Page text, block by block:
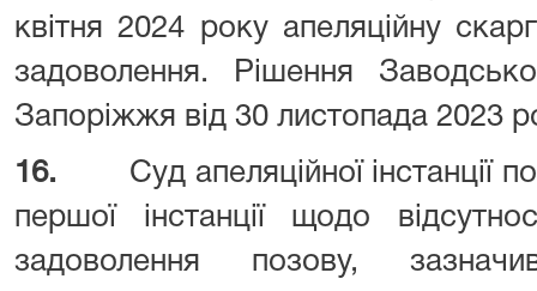
квітня 2024 року апеляційну
задоволення. Рішення
Запоріжжя від 30 листопада 2023
16. Суд апеляційної інстанції
першої інстанції щодо
задоволення позову,